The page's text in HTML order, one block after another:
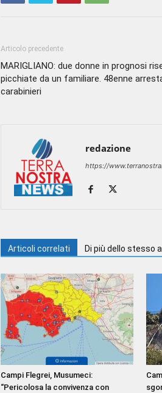
Articolo precedente
MARIGLIANO: due donne in prognosi
picchiate da un familiare. 48enne
carabinieri
redazione
https://
Articoli correlati Di più dello stesso
Campi Flegrei, Musumeci:
“Pericolosa la convivenza con